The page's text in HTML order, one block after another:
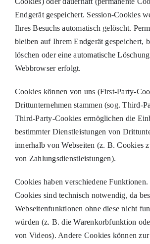
Endgerät gespeichert. Session-Cookies
Ihres Besuchs automatisch gelöscht.
bleiben auf Ihrem Endgerät gespeichert,
löschen oder eine automatische
Webbrowser erfolgt.
Cookies können von uns (First-Party-
Drittunternehmen stammen (sog. Third-
Third-Party-Cookies ermöglichen die
bestimmter Dienstleistungen von
innerhalb von Webseiten (z. B. Cookies
von Zahlungsdienstleistungen).
Cookies haben verschiedene
Cookies sind technisch notwendig, da
Webseitenfunktionen ohne diese nicht
würden (z. B. die Warenkorbfunktion
von Videos). Andere Cookies können